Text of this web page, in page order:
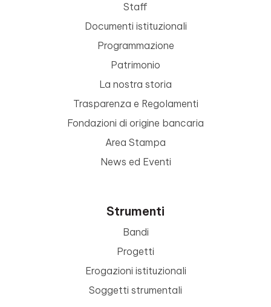
Staff
Documenti istituzionali
Programmazione
Patrimonio
La nostra storia
Trasparenza e Regolamenti
Fondazioni di origine bancaria
Area Stampa
News ed Eventi
Strumenti
Bandi
Progetti
Erogazioni istituzionali
Soggetti strumentali